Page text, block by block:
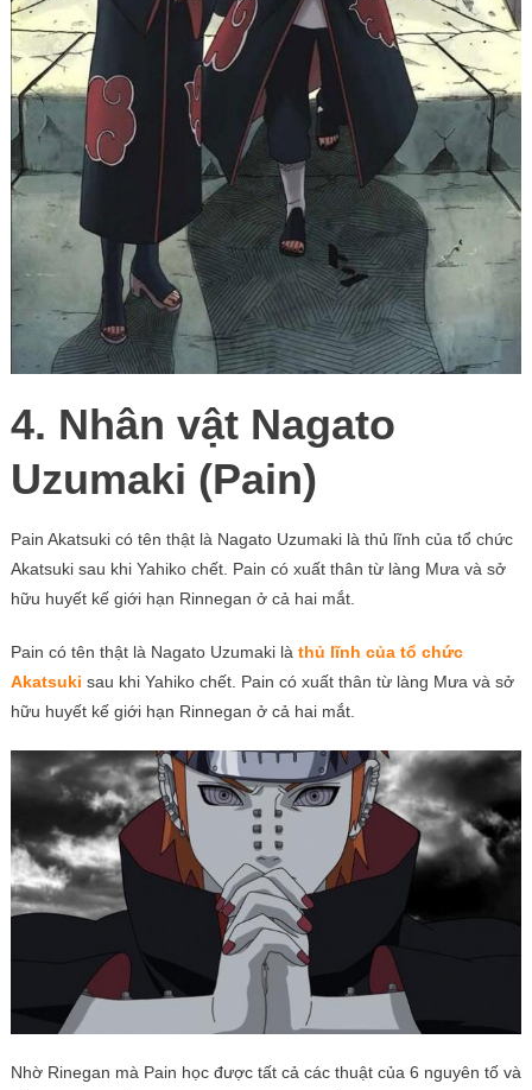
4. Nhân vật Nagato
Uzumaki (Pain)
Pain Akatsuki có tên thật là Nagato Uzumaki là thủ lĩnh của tổ chức
Akatsuki sau khi Yahiko chết. Pain có xuất thân từ làng Mưa và sở
hữu huyết kế giới hạn Rinnegan ở cả hai mắt.
Pain có tên thật là Nagato Uzumaki là thủ lĩnh của tổ chức
Akatsuki sau khi Yahiko chết. Pain có xuất thân từ làng Mưa và sở
hữu huyết kế giới hạn Rinnegan ở cả hai mắt.
Nhờ Rinegan mà Pain học được tất cả các thuật của 6 nguyên tố và